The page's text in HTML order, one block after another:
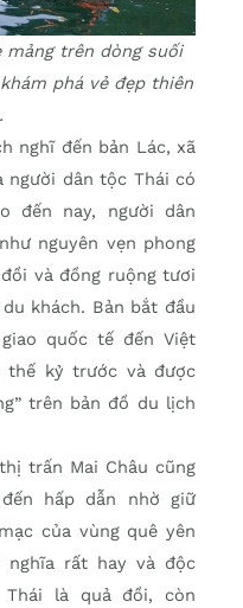
trên dòng suối
phá vẻ đẹp thiên
nghĩ đến bản Lác, xã
người dân tộc Thái có
đến nay, người dân
nguyên vẹn phong
và đồng ruộng tươi
khách. Bản bắt đầu
quốc tế đến Việt
thế kỷ trước và được
trên bản đồ du lịch
trấn Mai Châu cũng
hấp dẫn nhờ giữ
của vùng quê yên
rất hay và độc
Thái là quả đồi, còn